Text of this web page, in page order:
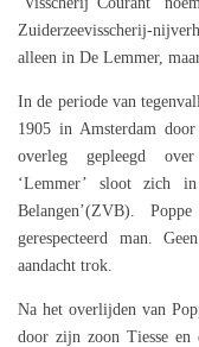
Zuiderzeevisscherij-
alleen in De Lemmer,
In de periode van
1905 in Amsterdam
overleg gepleegd over
‘Lemmer’ sloot zich
Belangen’(ZVB).
gerespecteerd man.
aandacht trok.
Na het overlijden van
door zijn zoon Tiesse